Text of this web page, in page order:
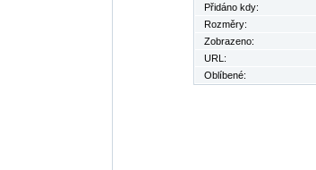
Přidáno kdy:
Rozměry:
Zobrazeno:
URL:
Oblíbené: